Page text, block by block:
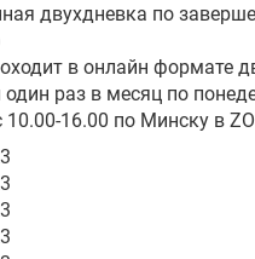
двухдневка по
в онлайн формате
раз в месяц по
16.00 по Минску в